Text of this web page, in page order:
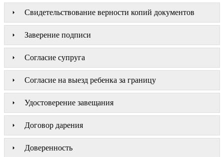
Свидетельствование верности копий документов
Заверение подписи
Согласие супруга
Согласие на выезд ребенка за границу
Удостоверение завещания
Договор дарения
Доверенность